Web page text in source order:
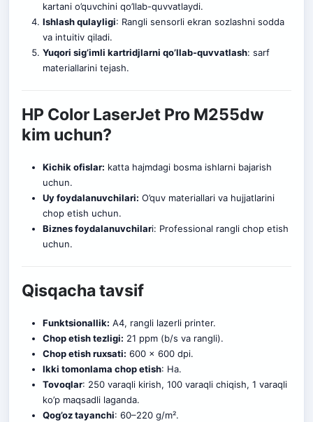
kartani o’quvchini qo’llab-quvvatlaydi.
Ishlash qulayligi: Rangli sensorli ekran sozlashni sodda
va intuitiv qiladi.
Yuqori sig’imli kartridjlarni qo’llab-quvvatlash: sarf
materiallarini tejash.
HP Color LaserJet Pro M255dw
kim uchun?
Kichik ofislar: katta hajmdagi bosma ishlarni bajarish
uchun.
Uy foydalanuvchilari: O’quv materiallari va hujjatlarini
chop etish uchun.
Biznes foydalanuvchilari: Professional rangli chop etish
uchun.
Qisqacha tavsif
Funktsionallik: A4, rangli lazerli printer.
Chop etish tezligi: 21 ppm (b/s va rangli).
Chop etish ruxsati: 600 x 600 dpi.
Ikki tomonlama chop etish: Ha.
Tovoqlar: 250 varaqli kirish, 100 varaqli chiqish, 1 varaqli
ko’p maqsadli laganda.
Qog’oz tayanchi: 60–220 g/m².